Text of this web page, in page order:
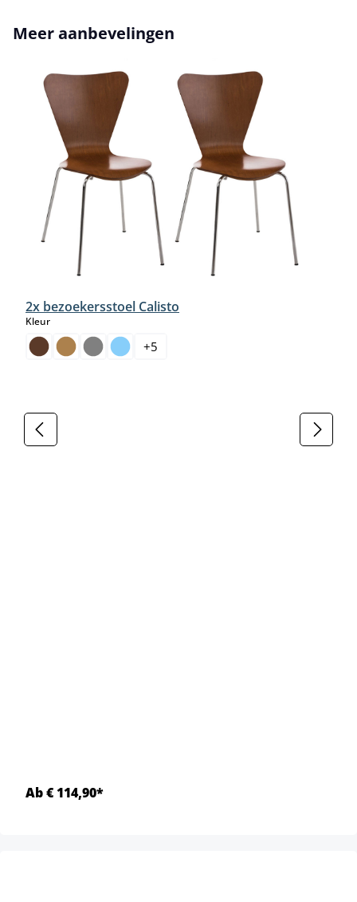
Productgalerij overslaan
Meer aanbevelingen
2x bezoekersstoel Calisto
Kleurselect
+5
Ab € 114,90*